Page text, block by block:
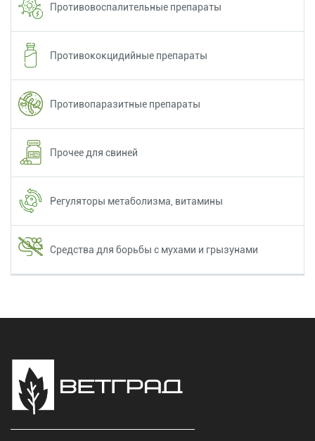
Противовоспалительные препараты
Противококцидийные препараты
Противопаразитные препараты
Прочее для свиней
Регуляторы метаболизма, витамины
Средства для борьбы с мухами и грызунами